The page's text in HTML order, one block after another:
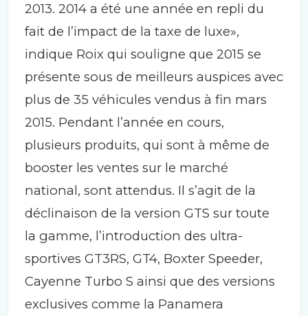
2013. 2014 a été une année en repli du
fait de l’impact de la taxe de luxe»,
indique Roix qui souligne que 2015 se
présente sous de meilleurs auspices avec
plus de 35 véhicules vendus à fin mars
2015. Pendant l’année en cours,
plusieurs produits, qui sont à même de
booster les ventes sur le marché
national, sont attendus. Il s’agit de la
déclinaison de la version GTS sur toute
la gamme, l’introduction des ultra-
sportives GT3RS, GT4, Boxter Speeder,
Cayenne Turbo S ainsi que des versions
exclusives comme la Panamera